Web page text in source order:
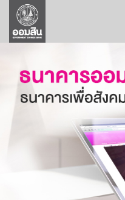
ลูกค้าธุรกิจ
ลูกค้าผู้ประกอบรายย่อย
ออมเพื่อสุข
เกี่ยวกับธนาคาร
การพัฒนาที่ยั่งยืน
บริการทางการเงิน